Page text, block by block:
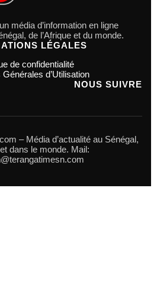
média d’information en ligne
de l’Afrique et du monde.
LÉGALES
de confidentialité
d’Utilisation
NOUS SUIVRE
– Média d’actualité au Sénégal,
dans le monde. Mail: